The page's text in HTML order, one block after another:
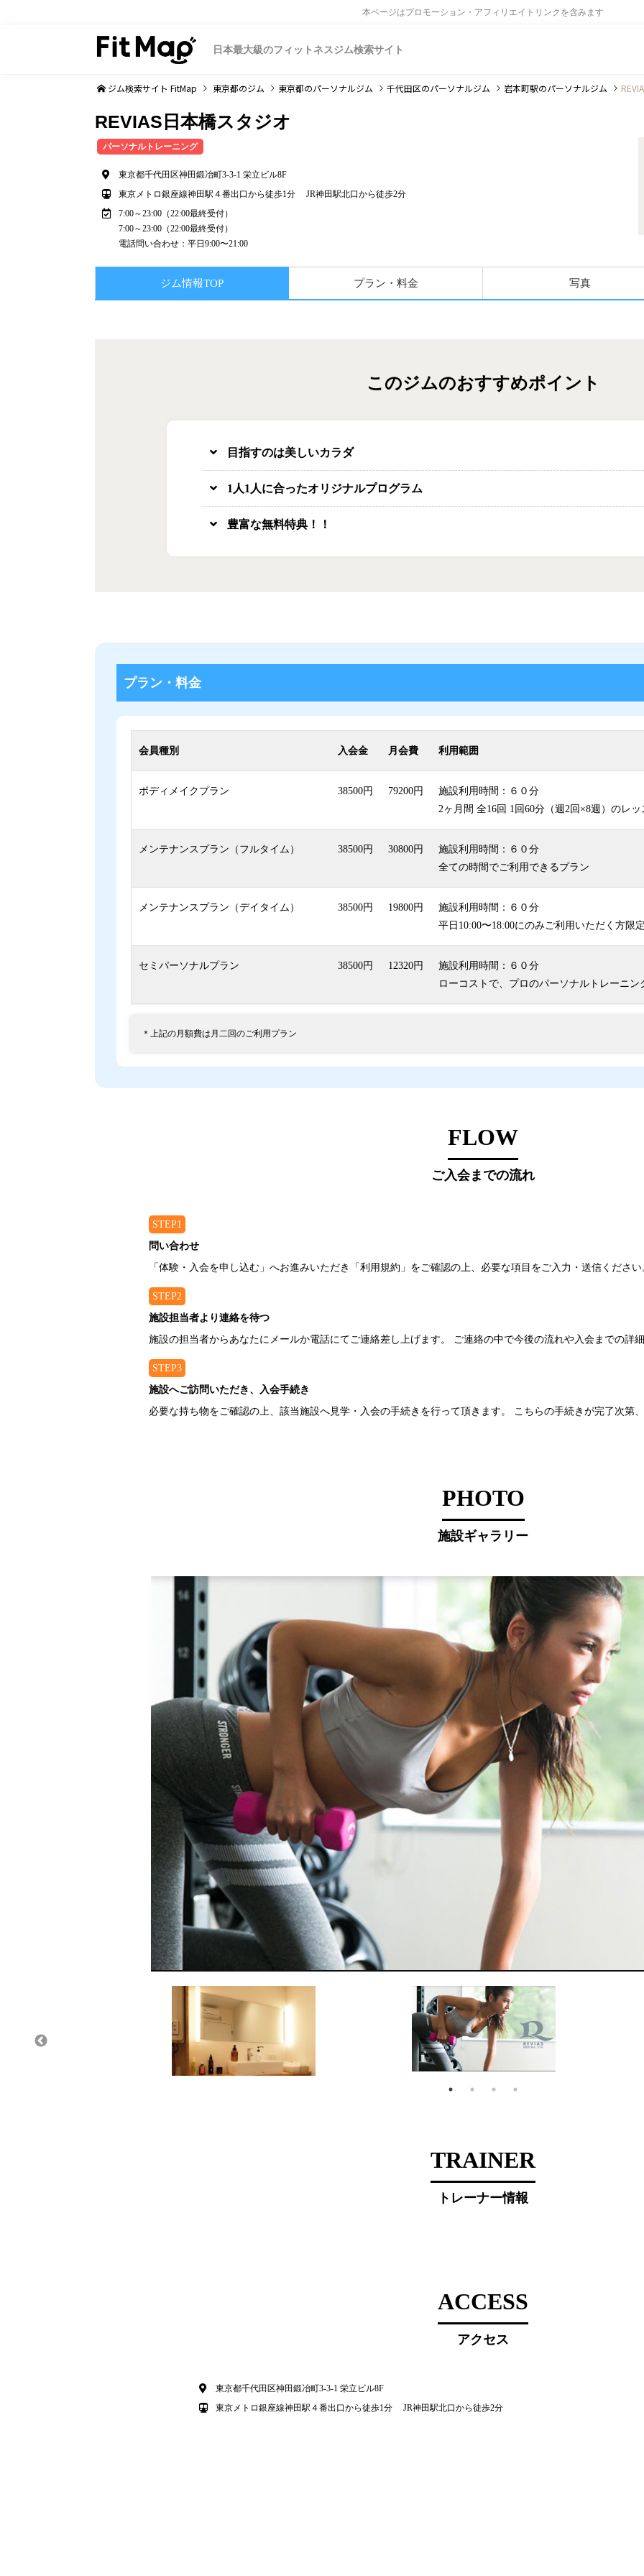
本ページはプロモーション・アフィリエイトリンクを含みます
日本最大級のフィットネスジム検索サイト
ジム検索サイト FitMap 東京都のジム 東京都のパーソナルジム 千代田区のパーソナルジム 岩本町駅のパーソナルジム
REVIAS日本橋スタジオ
パーソナルトレーニング
東京都千代田区神田鍛冶町3-3-1 栄立ビル8F
東京メトロ銀座線神田駅４番出口から徒歩1分 JR神田駅北口から徒歩2分
7:00～23:00（22:00最終受付）
7:00～23:00（22:00最終受付）
電話問い合わせ：平日9:00〜21:00
ジム情報TOP プラン・料金 写真
このジムのおすすめポイント
目指すのは美しいカラダ
1人1人に合ったオリジナルプログラム
豊富な無料特典！！
プラン・料金
会員種別 入会金 月会費 利用範囲
ボディメイクプラン 38500円 79200円
施設利用時間：６０分
2ヶ月間 全16回 1回60分（週2回×8週）のレ
メンテナンスプラン（フルタイム） 38500円 30800円
施設利用時間：６０分
全ての時間でご利用できるプラン
メンテナンスプラン（デイタイム） 38500円 19800円
施設利用時間：６０分
平日10:00〜18:00にのみご利用いただく方限
セミパーソナルプラン 38500円 12320円
施設利用時間：６０分
ローコストで、プロのパーソナルトレーニ
＊上記の月額費は月二回のご利用プラン
FLOW
ご入会までの流れ
STEP1
問い合わせ
「体験・入会を申し込む」へお進みいただき「利用規約」をご確認の上、必要な項目をご入力・送信くださ
STEP2
施設担当者より連絡を待つ
施設の担当者からあなたにメールか電話にてご連絡差し上げます。 ご連絡の中で今後の流れや入会までの詳
STEP3
施設へご訪問いただき、入会手続き
必要な持ち物をご確認の上、該当施設へ見学・入会の手続きを行って頂きます。 こちらの手続きが完了次第
PHOTO
施設ギャラリー
TRAINER
トレーナー情報
ACCESS
アクセス
東京都千代田区神田鍛冶町3-3-1 栄立ビル8F
東京メトロ銀座線神田駅４番出口から徒歩1分 JR神田駅北口から徒歩2分